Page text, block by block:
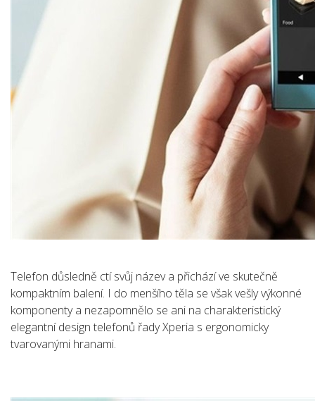
Telefon důsledně ctí svůj název a přichází ve skutečně
kompaktním balení. I do menšího těla se však vešly výkonné
komponenty a nezapomnělo se ani na charakteristický
elegantní design telefonů řady Xperia s ergonomicky
tvarovanými hranami.